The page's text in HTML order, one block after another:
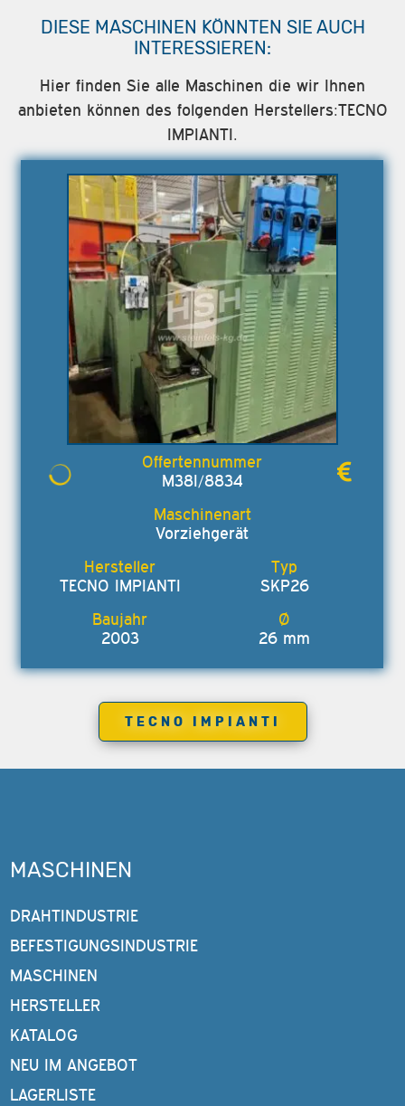
DIESE MASCHINEN KÖNNTEN SIE AUCH
INTERESSIEREN:
Hier finden Sie alle Maschinen die wir Ihnen
anbieten können des folgenden Herstellers:TECNO
IMPIANTI.
M38I/8834
Vorziehgerät
TECNO IMPIANTI SKP26
2003 26 mm
TECNO IMPIANTI
MASCHINEN
DRAHTINDUSTRIE
BEFESTIGUNGSINDUSTRIE
MASCHINEN
HERSTELLER
KATALOG
NEU IM ANGEBOT
LAGERLISTE